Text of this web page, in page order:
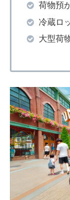
荷物預
冷蔵ロ
大型荷